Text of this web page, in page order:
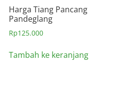
Harga Tiang Pancang
Pandeglang
Rp125.000
Tambah ke keranjang